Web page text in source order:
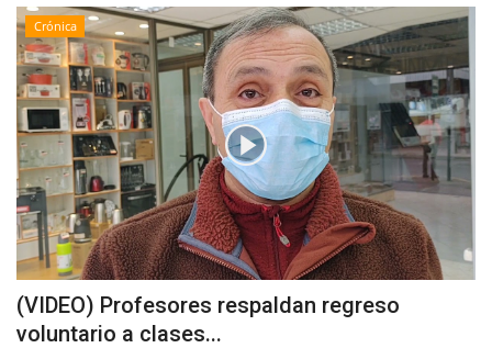
Crónica
(VIDEO) Profesores respaldan regreso
voluntario a clases...